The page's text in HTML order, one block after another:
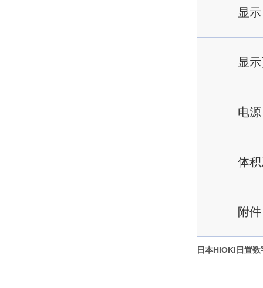
显示
显
电源
体
附件
日本HIOKI日置